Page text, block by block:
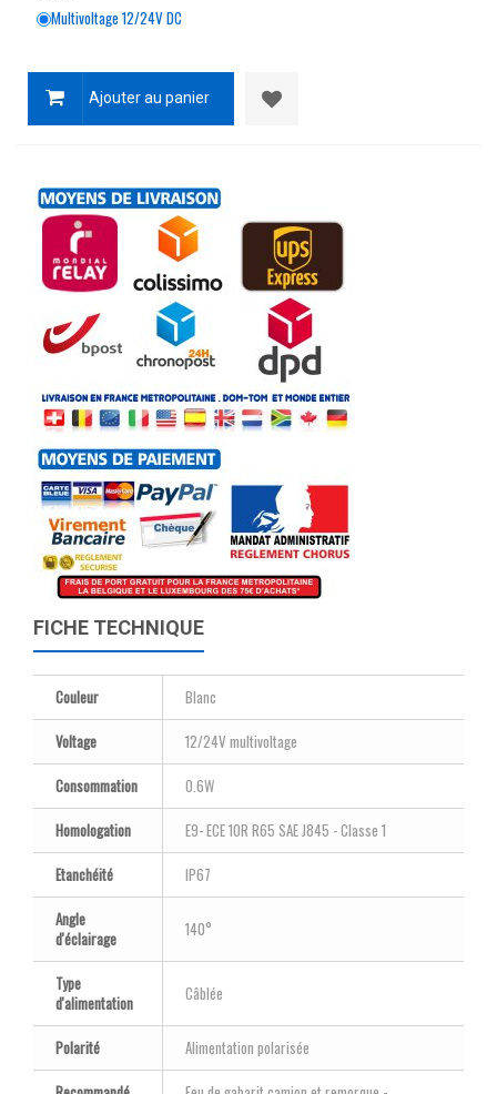
Multivoltage 12/24V DC
Ajouter au panier
FICHE TECHNIQUE
Couleur
Blanc
Voltage
12/24V multivoltage
Consommation
0.6W
Homologation
E9- ECE 10R R65 SAE J845 - Classe 1
Etanchéité
IP67
Angle
d'éclairage
140°
Type
d'alimentation
Câblée
Polarité
Alimentation polarisée